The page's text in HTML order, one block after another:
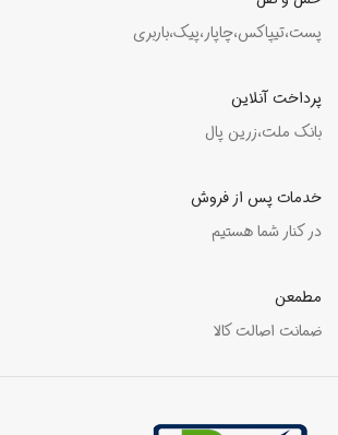
پست،تیپاکس،چاپار،پیک،باربری
پرداخت آنلاین
بانک ملت،زرین پال
خدمات پس از فروش
در کنار شما هستیم
مطمعن
ضمانت اصالت کالا